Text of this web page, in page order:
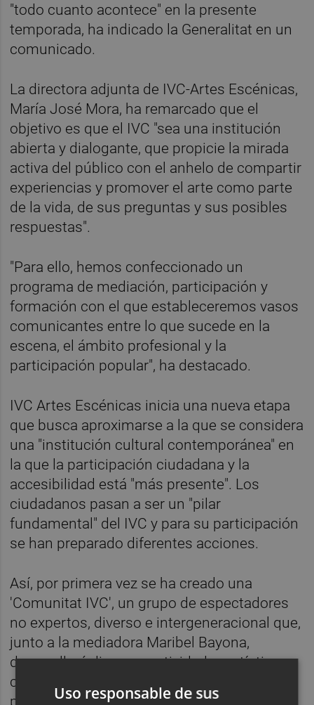
"todo cuanto acontece" en la presente
temporada, ha indicado la Generalitat en un
comunicado.
La directora adjunta de IVC-Artes Escénicas,
María José Mora, ha remarcado que el
objetivo es que el IVC "sea una institución
abierta y dialogante, que propicie la mirada
activa del público con el anhelo de compartir
experiencias y promover el arte como parte
de la vida, de sus preguntas y sus posibles
respuestas".
"Para ello, hemos confeccionado un
programa de mediación, participación y
formación con el que estableceremos vasos
comunicantes entre lo que sucede en la
escena, el ámbito profesional y la
participación popular", ha destacado.
IVC Artes Escénicas inicia una nueva etapa
que busca aproximarse a la que se considera
una "institución cultural contemporánea" en
la que la participación ciudadana y la
accesibilidad está "más presente". Los
ciudadanos pasan a ser un "pilar
fundamental" del IVC y para su participación
se han preparado diferentes acciones.
Así, por primera vez se ha creado una
'Comunitat IVC', un grupo de espectadores
no expertos, diverso e intergeneracional que,
junto a la mediadora Maribel Bayona,
desarrollará diversas actividades artístico-
críticas alrededor de los espectáculos
programados en el Teatro Rialto y el Teatro
Uso responsable de sus